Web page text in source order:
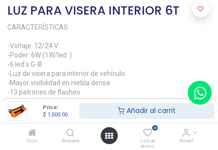
Price:
$ 1,500.00 Añadir al carrit
Inicio Búsqueda
0
Lista de
deseos
Account
LUZ PARA VISERA INTERIOR 6T
CARACTERÍSTICAS
-Voltaje: 12/24 V
-Poder: 6W (1W/led. )
-6 led ́s G-III
-Luz de visera para interior de vehículo
-Mayor visibilidad en niebla densa
-13 patrones de flasheo
-Se adapta a cualquier tipo de configuración
-Cable conexión a 12V, tipo encendedor. 2.8 mts de largo
1,500.00